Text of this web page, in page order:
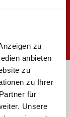
zu
anbieten
zu
zu Ihrer
für
Unsere